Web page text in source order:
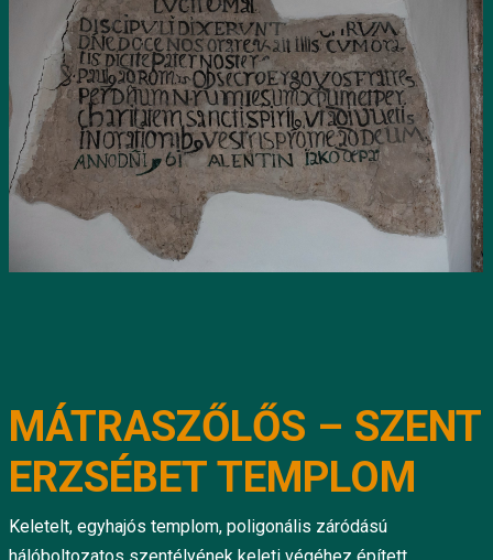
MÁTRASZŐLŐS – SZENT
ERZSÉBET TEMPLOM
Keletelt, egyhajós templom, poligonális záródású
hálóboltozatos szentélyének keleti végéhez épített